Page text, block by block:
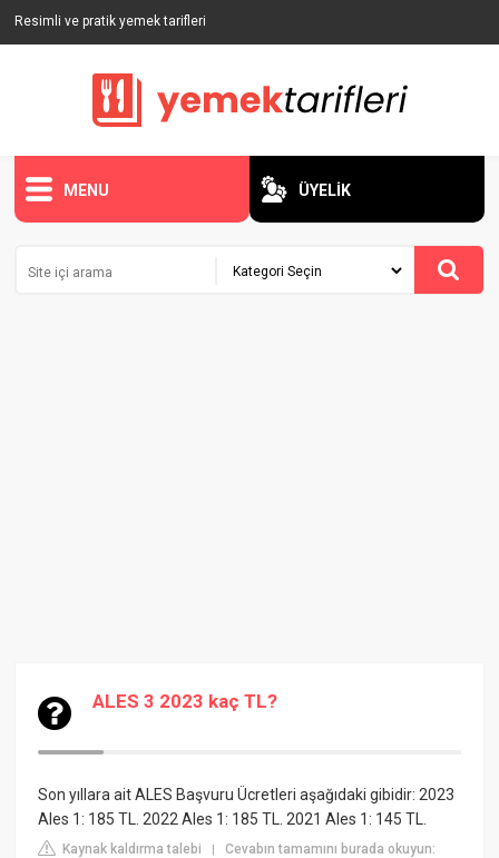
Resimli ve pratik yemek tarifleri
MENU ÜYELİK
ALES 3 2023 kaç TL?
Son yıllara ait ALES Başvuru Ücretleri aşağıdaki gibidir: 2023
Ales 1: 185 TL. 2022 Ales 1: 185 TL. 2021 Ales 1: 145 TL.
Kaynak kaldırma talebi |Cevabın tamamını burada okuyun: